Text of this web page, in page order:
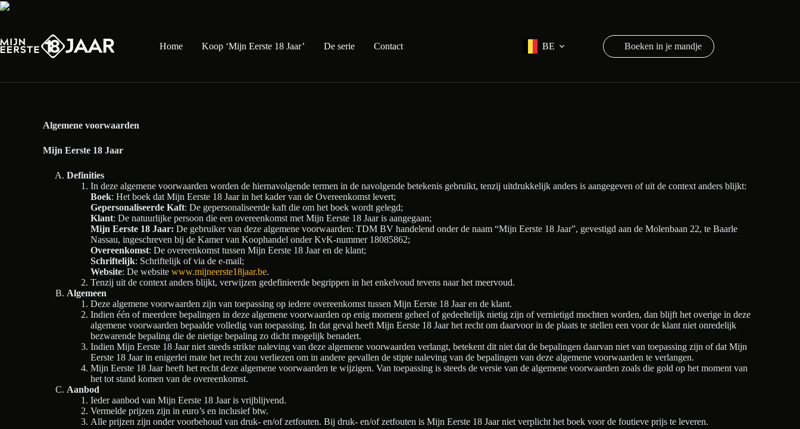
Skip
Home Koop ‘Mijn Eerste 18 Jaar’ De serie Contact BE
Shopping
Algemene voorwaarden
Mijn Eerste 18 Jaar
Definities
In deze algemene voorwaarden worden de hiernavolgende termen in de navolgende betekenis gebruikt, tenzij uitdrukkelijk anders is aangegeven of uit de context anders blijkt:
Boek: Het boek dat Mijn Eerste 18 Jaar in het kader van de Overeenkomst levert;
Gepersonaliseerde Kaft: De gepersonaliseerde kaft die om het boek wordt gelegd;
Klant: De natuurlijke persoon die een overeenkomst met Mijn Eerste 18 Jaar is aangegaan;
Mijn Eerste 18 Jaar: De gebruiker van deze algemene voorwaarden: TDM BV handelend onder de naam “Mijn Eerste 18 Jaar”, gevestigd aan de Molenbaan 22, te Baarle
Nassau, ingeschreven bij de Kamer van Koophandel onder KvK-nummer 18085862;
Overeenkomst: De overeenkomst tussen Mijn Eerste 18 Jaar en de klant;
Schriftelijk: Schriftelijk of via de e-mail;
Website: De website www.mijneerste18jaar.be.
Tenzij uit de context anders blijkt, verwijzen gedefinieerde begrippen in het enkelvoud tevens naar het meervoud.
Algemeen
Deze algemene voorwaarden zijn van toepassing op iedere overeenkomst tussen Mijn Eerste 18 Jaar en de klant.
Indien één of meerdere bepalingen in deze algemene voorwaarden op enig moment geheel of gedeeltelijk nietig zijn of vernietigd mochten worden, dan blijft het overige in deze
algemene voorwaarden bepaalde volledig van toepassing. In dat geval heeft Mijn Eerste 18 Jaar het recht om daarvoor in de plaats te stellen een voor de klant niet onredelijk
bezwarende bepaling die de nietige bepaling zo dicht mogelijk benadert.
Indien Mijn Eerste 18 Jaar niet steeds strikte naleving van deze algemene voorwaarden verlangt, betekent dit niet dat de bepalingen daarvan niet van toepassing zijn of dat Mijn
Eerste 18 Jaar in enigerlei mate het recht zou verliezen om in andere gevallen de stipte naleving van de bepalingen van deze algemene voorwaarden te verlangen.
Mijn Eerste 18 Jaar heeft het recht deze algemene voorwaarden te wijzigen. Van toepassing is steeds de versie van de algemene voorwaarden zoals die gold op het moment van
het tot stand komen van de overeenkomst.
Aanbod
Ieder aanbod van Mijn Eerste 18 Jaar is vrijblijvend.
Vermelde prijzen zijn in euro’s en inclusief btw.
Alle prijzen zijn onder voorbehoud van druk- en/of zetfouten. Bij druk- en/of zetfouten is Mijn Eerste 18 Jaar niet verplicht het boek voor de foutieve prijs te leveren.